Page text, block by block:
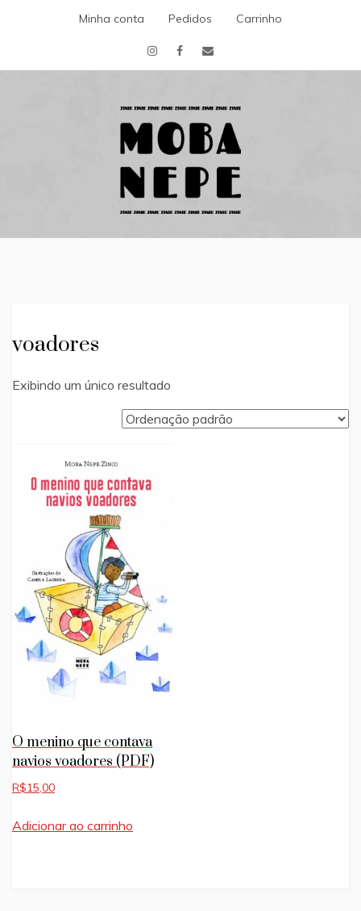
Minha conta Pedidos Carrinho
MOBA NEPE
voadores
Exibindo um único resultado
O menino que contava
navios voadores (PDF)
R$15,00
Adicionar ao carrinho